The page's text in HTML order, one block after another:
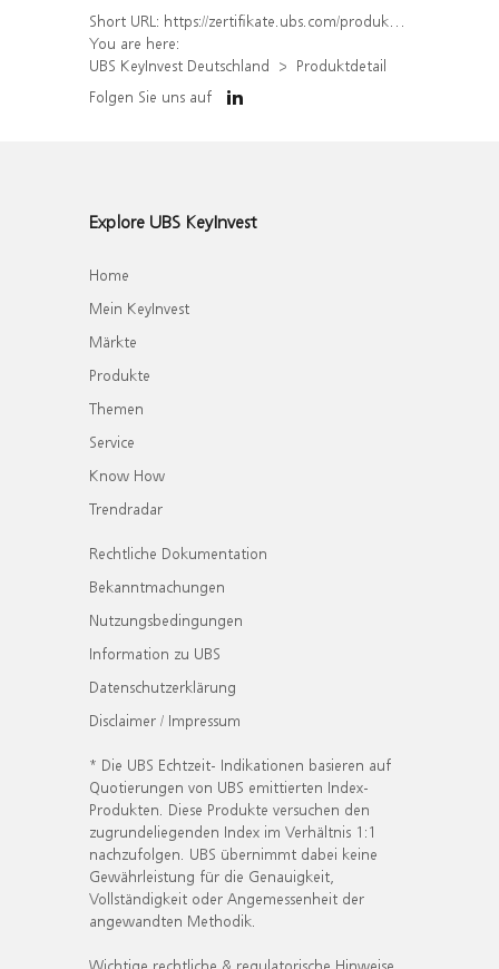
Short URL: https://zertifikate.ubs.com/produkt/detail/index/isin/DE000WA3KQ20
You are here:
UBS KeyInvest Deutschland
Produktdetail
Folgen Sie uns auf
Explore UBS KeyInvest
Home
Mein KeyInvest
Märkte
Produkte
Themen
Service
Know How
Trendradar
Rechtliche Dokumentation
Bekanntmachungen
Nutzungsbedingungen
Information zu UBS
Datenschutzerklärung
Disclaimer / Impressum
* Die UBS Echtzeit- Indikationen basieren auf
Quotierungen von UBS emittierten Index-
Produkten. Diese Produkte versuchen den
zugrundeliegenden Index im Verhältnis 1:1
nachzufolgen. UBS übernimmt dabei keine
Gewährleistung für die Genauigkeit,
Vollständigkeit oder Angemessenheit der
angewandten Methodik.